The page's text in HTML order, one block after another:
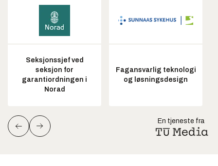
Seksjonssjef ved
seksjon for
garantiordningen i
Norad
Fagansvarlig teknologi
og løsningsdesign
En tjeneste fra